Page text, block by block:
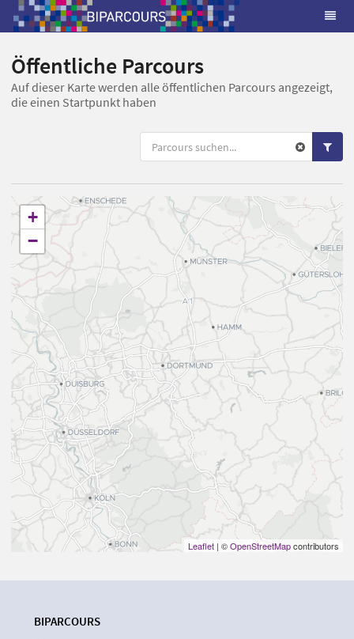
Öffentliche Parcours
Auf dieser Karte werden alle öffentlichen Parcours angezeigt,
die einen Startpunkt haben
+
−
Leaflet | ©OpenStreetMapcontributors
BIPARCOURS